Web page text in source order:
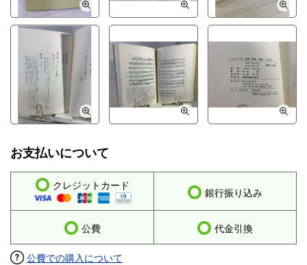
お支払いについて
クレジットカード
銀行振り込み
公費 代金引換
公費での購入について